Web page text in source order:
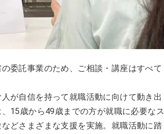
委託事業のため、ご相談・講座はすべて
が自信を持って就職活動に向けて動き出
15歳から49歳までの方が就職に必要なス
どさまざまな支援を実施。就職活動に踏